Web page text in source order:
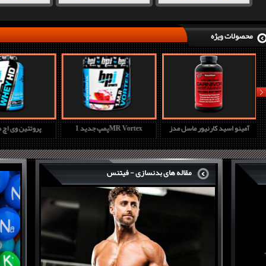
محصولات ویژه
پروتئین وی پمپ جدید 1MR Vortex آمینو اسید کارنیور ماسل مدز
next
مقاله های بدنسازی - فیتنس